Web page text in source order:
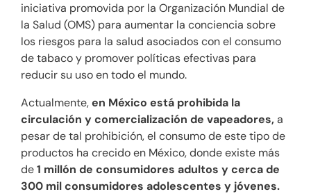
iniciativa promovida por la Organización Mundial de
la Salud (OMS) para aumentar la conciencia sobre
los riesgos para la salud asociados con el consumo
de tabaco y promover políticas efectivas para
reducir su uso en todo el mundo.
Actualmente,en México está prohibida la
circulación y comercialización de vapeadores,a
pesar de tal prohibición, el consumo de este tipo de
productos ha crecido en México, donde existe más
de1 millón de consumidores adultos y cerca de
300 mil consumidores adolescentes y jóvenes.